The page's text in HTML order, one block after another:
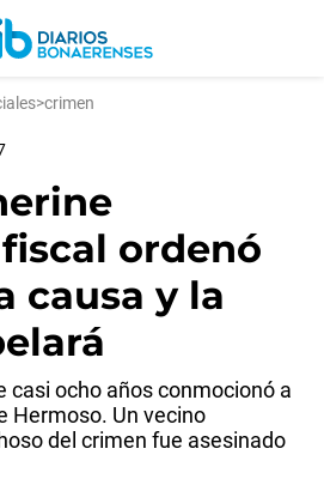
>crimen
ordenó
causa y la
casi ocho años conmocionó a
Hermoso. Un vecino
del crimen fue asesinado